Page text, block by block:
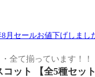
8月セールお値下げしまし
全て揃っています！！
コット 【全5種セ